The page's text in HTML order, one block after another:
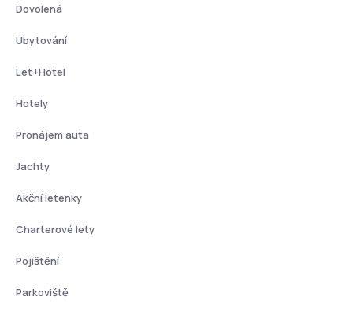
Dovolená
Ubytování
Let+Hotel
Hotely
Pronájem auta
Jachty
Akční letenky
Charterové lety
Pojištění
Parkoviště